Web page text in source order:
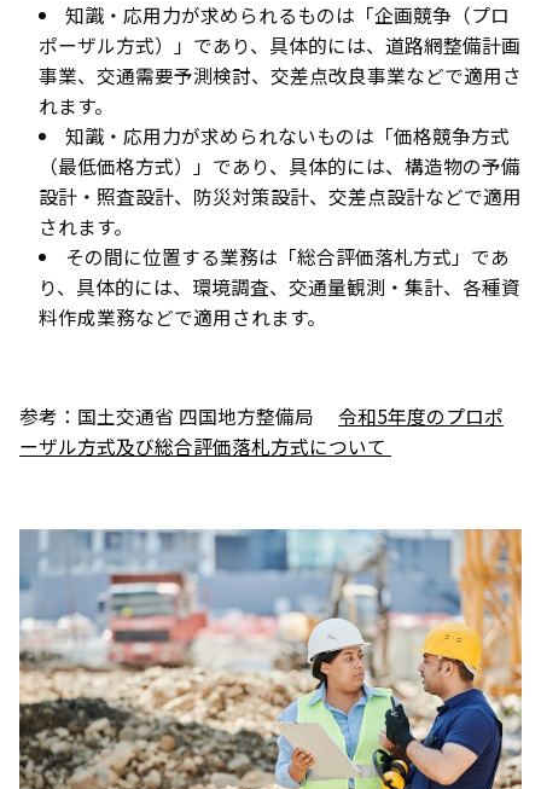
知識・応用力が求められるものは「企画競争（プロ
ポーザル方式）」であり、具体的には、道路網整備計画
事業、交通需要予測検討、交差点改良事業などで適用さ
れます。
知識・応用力が求められないものは「価格競争方式
（最低価格方式）」であり、具体的には、構造物の予備
設計・照査設計、防災対策設計、交差点設計などで適用
されます。
その間に位置する業務は「総合評価落札方式」であ
り、具体的には、環境調査、交通量観測・集計、各種資
料作成業務などで適用されます。
参考：国土交通省 四国地方整備局 令和5年度のプロポ
ーザル方式及び総合評価落札方式について